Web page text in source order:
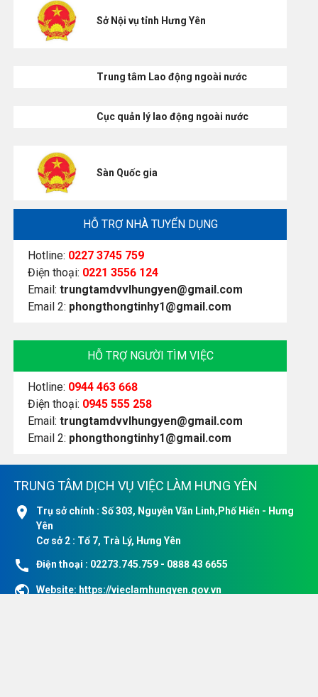
Sở Nội vụ tỉnh Hưng Yên
Trung tâm Lao động ngoài nước
Cục quản lý lao động ngoài nước
Sàn Quốc gia
HỖ TRỢ NHÀ TUYỂN DỤNG
Hotline: 0227 3745 759
Điện thoại: 0221 3556 124
Email: trungtamdvvlhungyen@gmail.com
Email 2: phongthongtinhy1@gmail.com
HỖ TRỢ NGƯỜI TÌM VIỆC
Hotline: 0944 463 668
Điện thoại: 0945 555 258
Email: trungtamdvvlhungyen@gmail.com
Email 2: phongthongtinhy1@gmail.com
TRUNG TÂM DỊCH VỤ VIỆC LÀM HƯNG YÊN
location_on
Trụ sở chính : Số 303, Nguyễn Văn Linh,Phố Hiến - Hưng
Yên
Cơ sở 2 : Tổ 7, Trà Lý, Hưng Yên
call Điện thoại : 02273.745.759 - 0888 43 6655
public Website: https://vieclamhungyen.gov.vn